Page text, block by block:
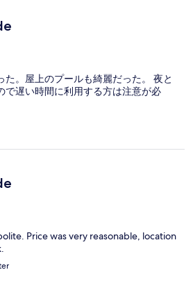
た。屋上のプールも綺麗だった。 夜と
で遅い時間に利用する方は注意が必
Price was very reasonable, location